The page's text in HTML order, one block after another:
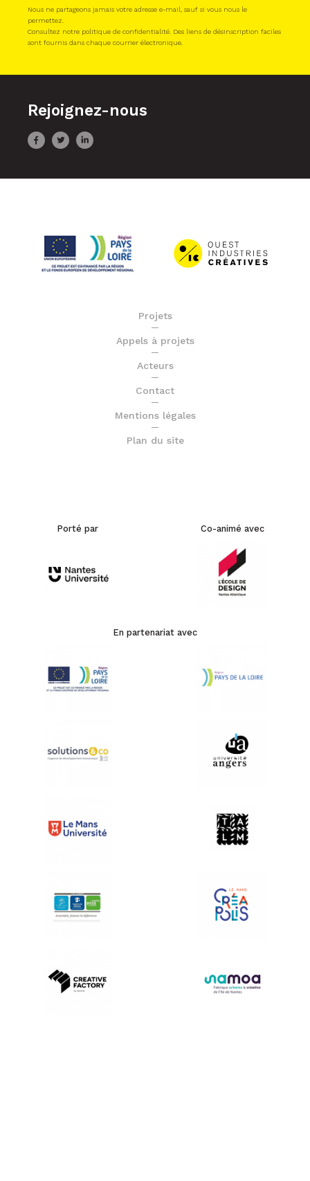
Nous ne partageons jamais votre adresse e-mail, sauf si vous nous le
permettez.
Consultez notre politique de confidentialité. Des liens de désinscription faciles
sont fournis dans chaque courrier électronique.
Rejoignez-nous
Projets
Appels à projets
Acteurs
Contact
Mentions légales
Plan du site
Porté par Co-animé avec
En partenariat avec